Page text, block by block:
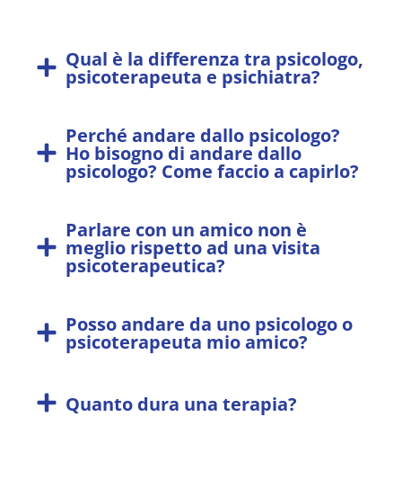
Qual è la differenza tra psicologo,
psicoterapeuta e psichiatra?
Perché andare dallo psicologo?
Ho bisogno di andare dallo
psicologo? Come faccio a capirlo?
Parlare con un amico non è
meglio rispetto ad una visita
psicoterapeutica?
Posso andare da uno psicologo o
psicoterapeuta mio amico?
Quanto dura una terapia?